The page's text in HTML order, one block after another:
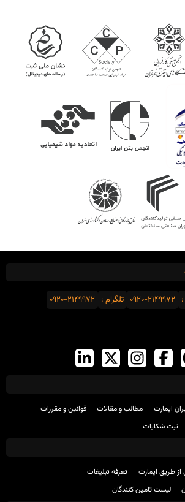
0920-2149972 تلگرام : 0920-2149972
ایمارت مطالب و مقالات
قوانین و مقررات
ثبت شکایات
طریق ایمارت
تعرفه تبلیغات
لیست تامین کنندگان